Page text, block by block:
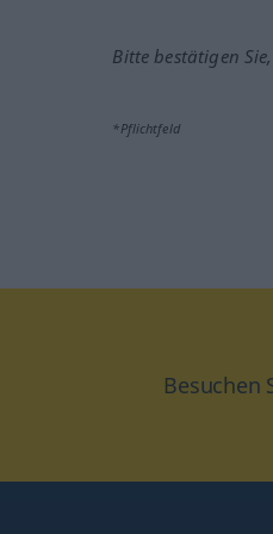
Bitte bestätigen
*Pflichtfeld
Besuchen